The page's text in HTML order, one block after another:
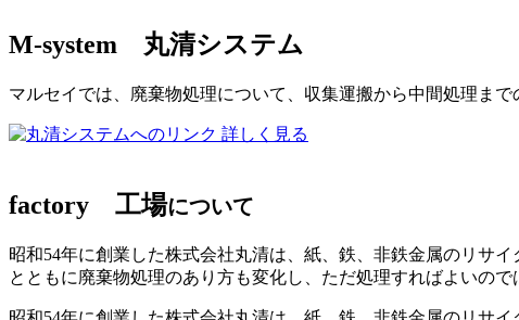
M-system 丸清システム
マルセイでは、廃棄物処理について、収集運搬から中間処理まで
詳しく見る
factory 工場について
昭和54年に創業した株式会社丸清は、紙、鉄、非鉄金属のリサ
とともに廃棄物処理のあり方も変化し、ただ処理すればよいの